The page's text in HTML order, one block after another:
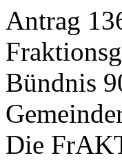
Antrag
Bündnis
Die